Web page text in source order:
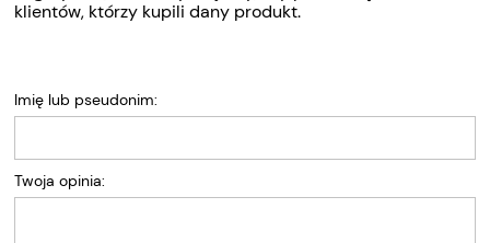
klientów, którzy kupili dany produkt.
Imię lub pseudonim:
Twoja opinia: